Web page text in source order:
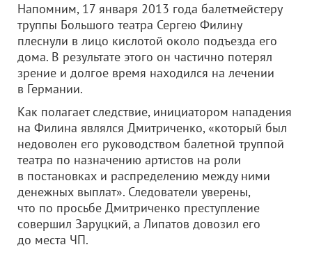
Напомним, 17 января 2013 года балетмейстеру
труппы Большого театра Сергею Филину
плеснули в лицо кислотой около подъезда его
дома. В результате этого он частично потерял
зрение и долгое время находился на лечении
в Германии.
Как полагает следствие, инициатором нападения
на Филина являлся Дмитриченко, «который был
недоволен его руководством балетной труппой
театра по назначению артистов на роли
в постановках и распределению между ними
денежных выплат». Следователи уверены,
что по просьбе Дмитриченко преступление
совершил Заруцкий, а Липатов довозил его
до места ЧП.